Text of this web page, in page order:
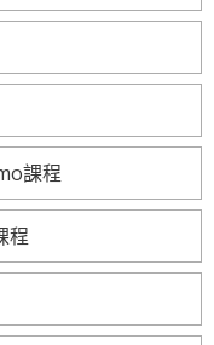
課程
程